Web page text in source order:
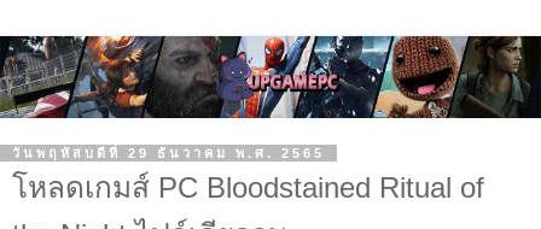
วันพฤหัสบดีที่ 29 ธันวาคม พ.ศ. 2565
โหลดเกมส์ PC Bloodstained Ritual of